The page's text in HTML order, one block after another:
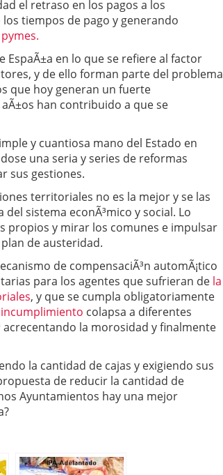
el retraso en los pagos a los
tiempos de pago y generando
pymes.
en lo que se refiere al factor
y de ello forman parte del problema
que hoy generan un fuerte
han contribuido a que se
y cuantiosa mano del Estado en
una seria y series de reformas
sus gestiones.
territoriales no es la mejor y se las
sistema econÃ³mico y social. Lo
propios y mirar los comunes e impulsar
de austeridad.
de compensaciÃ³n automÃ¡tico
para los agentes que sufrieran de la
, y que se cumpla obligatoriamente
incumplimiento colapsa a diferentes
la morosidad y finalmente
la cantidad de cajas y exigiendo sus
de reducir la cantidad de
Ayuntamientos hay una mejor